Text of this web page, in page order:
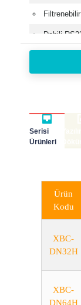
Dahili
Modbus
Kullanıcı
Profibus-
Akıllı G/Ç)
Serisi
Ürünleri
Ürün
Kodu
XBC-
DN32H
XBC-
DN64H